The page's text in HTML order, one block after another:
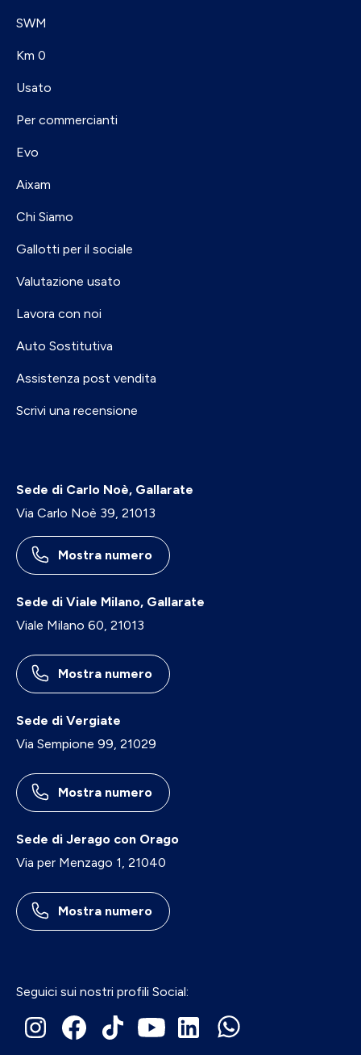
SWM
Km 0
Usato
Per commercianti
Evo
Aixam
Chi Siamo
Gallotti per il sociale
Valutazione usato
Lavora con noi
Auto Sostitutiva
Assistenza post vendita
Scrivi una recensione
Sede di Carlo Noè, Gallarate
Via Carlo Noè 39, 21013
Mostra numero
Sede di Viale Milano, Gallarate
Viale Milano 60, 21013
Mostra numero
Sede di Vergiate
Via Sempione 99, 21029
Mostra numero
Sede di Jerago con Orago
Via per Menzago 1, 21040
Mostra numero
Seguici sui nostri profili Social: